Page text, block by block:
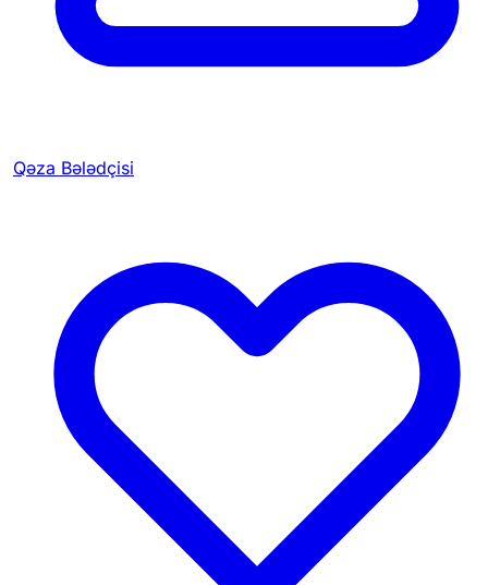
Qəza Bələdçisi